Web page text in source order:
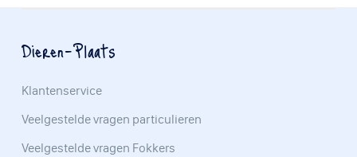
Dieren-Plaats
Klantenservice
Veelgestelde vragen particulieren
Veelgestelde vragen Fokkers